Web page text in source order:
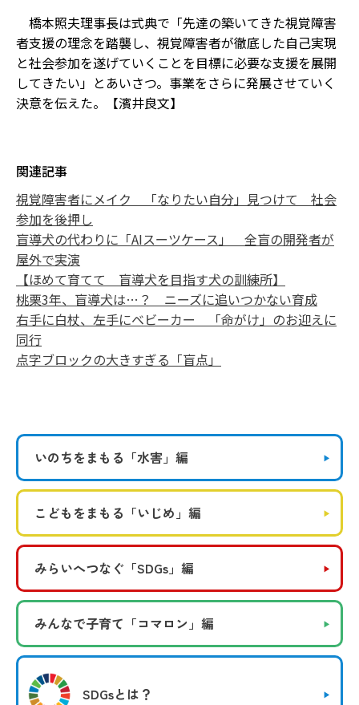
橋本照夫理事長は式典で「先達の築いてきた視覚障害
者支援の理念を踏襲し、視覚障害者が徹底した自己実現
と社会参加を遂げていくことを目標に必要な支援を展開
してきたい」とあいさつ。事業をさらに発展させていく
決意を伝えた。【濱井良文】
関連記事
視覚障害者にメイク 「なりたい自分」見つけて 社会
参加を後押し
盲導犬の代わりに「AIスーツケース」 全盲の開発者が
屋外で実演
【ほめて育てて 盲導犬を目指す犬の訓練所】
桃栗3年、盲導犬は…？ ニーズに追いつかない育成
右手に白杖、左手にベビーカー 「命がけ」のお迎えに
同行
点字ブロックの大きすぎる「盲点」
いのちをまもる 「水害」編
こどもをまもる 「いじめ」編
みらいへつなぐ 「SDGs」編
みんなで子育て 「コマロン」編
SDGsとは？